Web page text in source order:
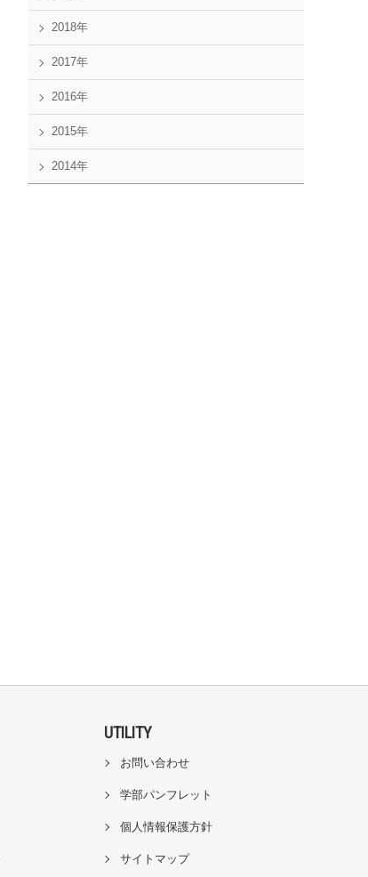
2018年
2017年
2016年
2015年
2014年
UTILITY
お問い合わせ
学部パンフレット
個人情報保護方針
サイトマップ